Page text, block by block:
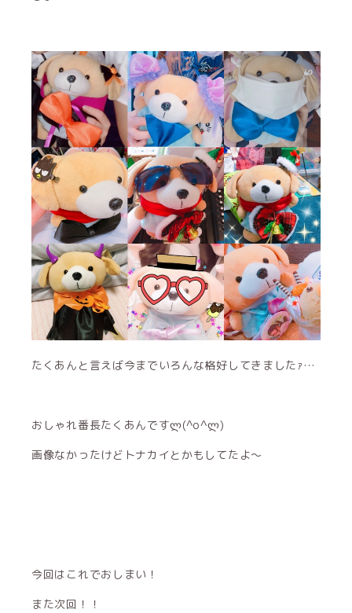
たくあんと言えば今までいろんな格好してきましたｧ…
おしゃれ番長たくあんですლ(^o^ლ)
画像なかったけどトナカイとかもしてたよ〜
今回はこれでおしまい！
また次回！！